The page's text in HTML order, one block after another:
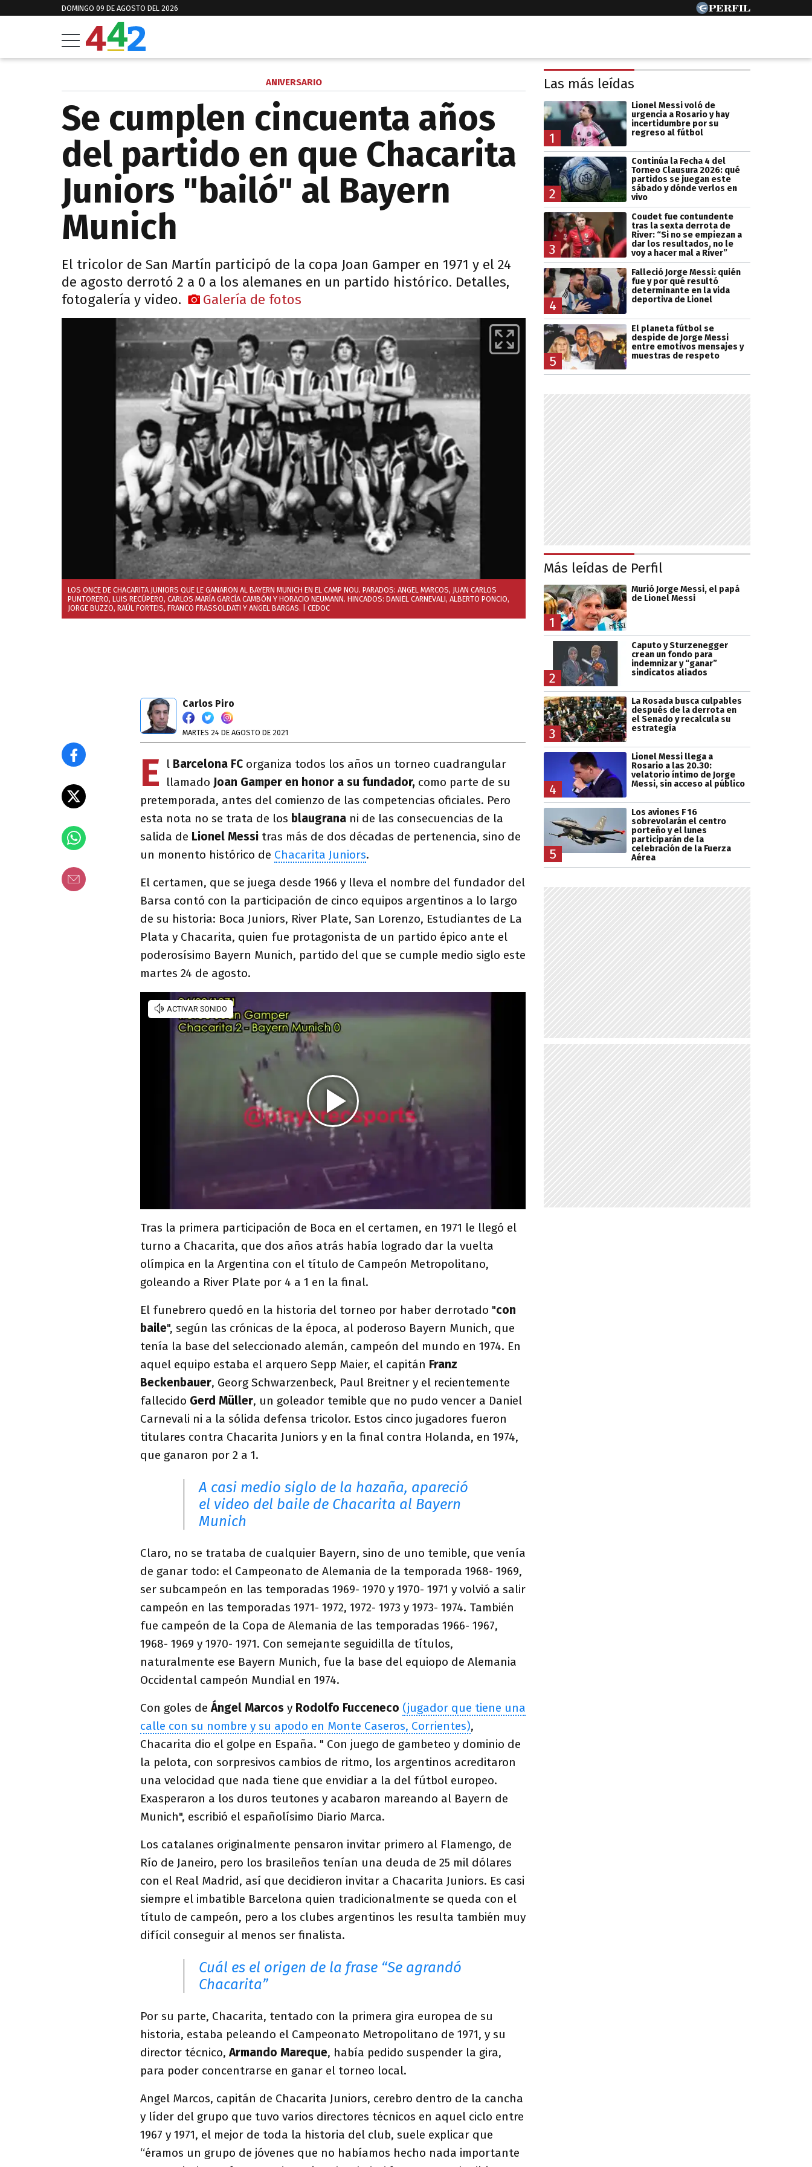
DOMINGO 09 DE AGOSTO DEL 2026
ANIVERSARIO
Se cumplen cincuenta años
del partido en que Chacarita
Juniors "bailó" al Bayern
Munich
El tricolor de San Martín participó de la copa Joan Gamper en 1971 y el 24
de agosto derrotó 2 a 0 a los alemanes en un partido histórico. Detalles,
fotogalería y video.
Galería de fotos
LOS ONCE DE CHACARITA JUNIORS QUE LE GANARON AL BAYERN MUNICH EN EL CAMP NOU. PARADOS: ANGEL MARCOS, JUAN CARLOS
PUNTORERO, LUIS RECÚPERO, CARLOS MARÍA GARCÍA CAMBÓN Y HORACIO NEUMANN. HINCADOS: DANIEL CARNEVALI, ALBERTO PONCIO,
JORGE BUZZO, RAÚL FORTEIS, FRANCO FRASSOLDATI Y ANGEL BARGAS. | CEDOC
Carlos Piro
MARTES 24 DE AGOSTO DE 2021
E l Barcelona FC organiza todos los años un torneo cuadrangular
llamado Joan Gamper en honor a su fundador, como parte de su
pretemporada, antes del comienzo de las competencias oficiales. Pero
esta nota no se trata de los blaugrana ni de las consecuencias de la
salida de Lionel Messi tras más de dos décadas de pertenencia, sino de
un monento histórico de Chacarita Juniors.
El certamen, que se juega desde 1966 y lleva el nombre del fundador del
Barsa contó con la participación de cinco equipos argentinos a lo largo
de su historia: Boca Juniors, River Plate, San Lorenzo, Estudiantes de La
Plata y Chacarita, quien fue protagonista de un partido épico ante el
poderosísimo Bayern Munich, partido del que se cumple medio siglo este
martes 24 de agosto.
Tras la primera participación de Boca en el certamen, en 1971 le llegó el
turno a Chacarita, que dos años atrás había logrado dar la vuelta
olímpica en la Argentina con el título de Campeón Metropolitano,
goleando a River Plate por 4 a 1 en la final.
El funebrero quedó en la historia del torneo por haber derrotado "con
baile", según las crónicas de la época, al poderoso Bayern Munich, que
tenía la base del seleccionado alemán, campeón del mundo en 1974. En
aquel equipo estaba el arquero Sepp Maier, el capitán Franz
Beckenbauer, Georg Schwarzenbeck, Paul Breitner y el recientemente
fallecido Gerd Müller, un goleador temible que no pudo vencer a Daniel
Carnevali ni a la sólida defensa tricolor. Estos cinco jugadores fueron
titulares contra Chacarita Juniors y en la final contra Holanda, en 1974,
que ganaron por 2 a 1.
A casi medio siglo de la hazaña, apareció
el video del baile de Chacarita al Bayern
Munich
Claro, no se trataba de cualquier Bayern, sino de uno temible, que venía
de ganar todo: el Campeonato de Alemania de la temporada 1968- 1969,
ser subcampeón en las temporadas 1969- 1970 y 1970- 1971 y volvió a salir
campeón en las temporadas 1971- 1972, 1972- 1973 y 1973- 1974. También
fue campeón de la Copa de Alemania de las temporadas 1966- 1967,
1968- 1969 y 1970- 1971. Con semejante seguidilla de títulos,
naturalmente ese Bayern Munich, fue la base del equiopo de Alemania
Occidental campeón Mundial en 1974.
Con goles deÁngel Marcos y Rodolfo Fucceneco (jugador que tiene una
calle con su nombre y su apodo en Monte Caseros, Corrientes),
Chacarita dio el golpe en España. " Con juego de gambeteo y dominio de
la pelota, con sorpresivos cambios de ritmo, los argentinos acreditaron
una velocidad que nada tiene que envidiar a la del fútbol europeo.
Exasperaron a los duros teutones y acabaron mareando al Bayern de
Munich", escribió el españolísimo Diario Marca.
Los catalanes originalmente pensaron invitar primero al Flamengo, de
Río de Janeiro, pero los brasileños tenían una deuda de 25 mil dólares
con el Real Madrid, así que decidieron invitar a Chacarita Juniors. Es casi
siempre el imbatible Barcelona quien tradicionalmente se queda con el
título de campeón, pero a los clubes argentinos les resulta también muy
difícil conseguir al menos ser finalista.
Cuál es el origen de la frase “Se agrandó
Chacarita”
Por su parte, Chacarita, tentado con la primera gira europea de su
historia, estaba peleando el Campeonato Metropolitano de 1971, y su
director técnico,Armando Mareque, había pedido suspender la gira,
para poder concentrarse en ganar el torneo local.
Angel Marcos, capitán de Chacarita Juniors, cerebro dentro de la cancha
y líder del grupo que tuvo varios directores técnicos en aquel ciclo entre
1967 y 1971, el mejor de toda la historia del club, suele explicar que
“éramos un grupo de jóvenes que no habíamos hecho nada importante
Las más leídas
1
Lionel Messi voló de
urgencia a Rosario y hay
incertidumbre por su
regreso al fútbol
2
Continúa la Fecha 4 del
Torneo Clausura 2026: qué
partidos se juegan este
sábado y dónde verlos en
vivo
3
Coudet fue contundente
tras la sexta derrota de
River: “Si no se empiezan a
dar los resultados, no le
voy a hacer mal a River”
4
Falleció Jorge Messi: quién
fue y por qué resultó
determinante en la vida
deportiva de Lionel
5
El planeta fútbol se
despide de Jorge Messi
entre emotivos mensajes y
muestras de respeto
Más leídas de Perfil
1
Murió Jorge Messi, el papá
de Lionel Messi
2
Caputo y Sturzenegger
crean un fondo para
indemnizar y “ganar”
sindicatos aliados
3
La Rosada busca culpables
después de la derrota en
el Senado y recalcula su
estrategia
4
Lionel Messi llega a
Rosario a las 20.30:
velatorio íntimo de Jorge
Messi, sin acceso al público
5
Los aviones F 16
sobrevolarán el centro
porteño y el lunes
participarán de la
celebración de la Fuerza
Aérea